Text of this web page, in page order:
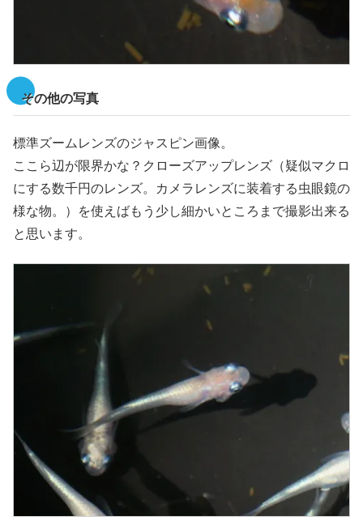
その他の写真
標準ズームレンズのジャスピン画像。
ここら辺が限界かな？クローズアップレンズ（疑似マクロ
にする数千円のレンズ。カメラレンズに装着する虫眼鏡の
様な物。）を使えばもう少し細かいところまで撮影出来る
と思います。